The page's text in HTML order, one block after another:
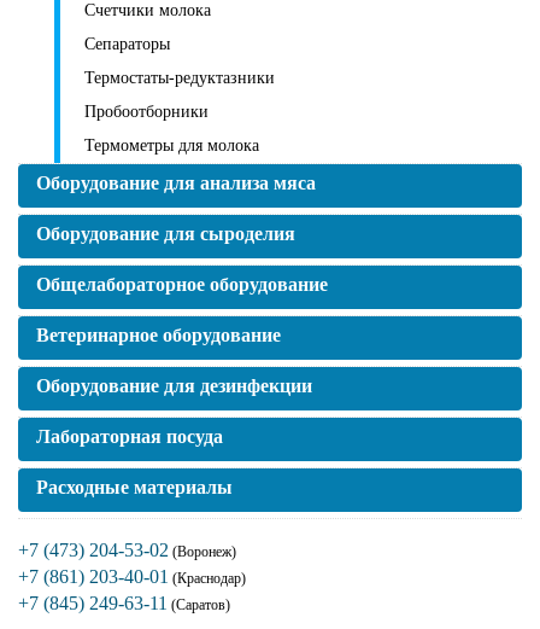
Счетчики молока
Сепараторы
Термостаты-редуктазники
Пробоотборники
Термометры для молока
Оборудование для анализа мяса
Оборудование для сыроделия
Общелабораторное оборудование
Ветеринарное оборудование
Оборудование для дезинфекции
Лабораторная посуда
Расходные материалы
+7 (473) 204-53-02 (Воронеж)
+7 (861) 203-40-01 (Краснодар)
+7 (845) 249-63-11 (Саратов)